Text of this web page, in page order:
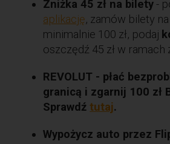
Zniżka 45 zł na bilety -
aplikację, zamów bilety
minimalnie 100 zł, podaj
oszczędź 45 zł w ramach
REVOLUT - płać
granicą i zgarnij 100 zł
Sprawdźtutaj.
Wypożycz auto przez